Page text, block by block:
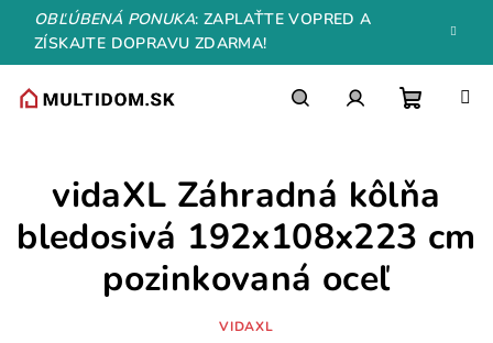
Prejsť
obsah
OBĽÚBENÁ PONUKA: ZAPLAŤTE VOPRED A
ZÍSKAJTE DOPRAVU ZDARMA!
košík
vidaXL Záhradná kôlňa
bledosivá 192x108x223 cm
pozinkovaná oceľ
VIDAXL